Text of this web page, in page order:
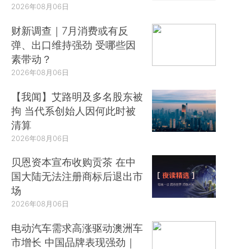
2026年08月06日
财新调查｜7月消费或有反
弹、出口维持强劲 受哪些因
素带动？
2026年08月06日
【我闻】艾路明及多名股东被
拘 当代系创始人因何此时被
清算
2026年08月06日
贝恩资本宣布收购贡茶 在中
国大陆无法注册商标后退出市
场
2026年08月06日
电动汽车需求高涨驱动澳洲车
市增长 中国品牌表现强劲｜